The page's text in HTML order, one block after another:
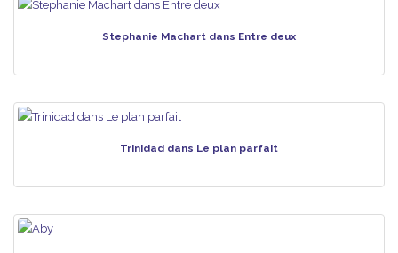
Stephanie Machart dans Entre deux
Trinidad dans Le plan parfait